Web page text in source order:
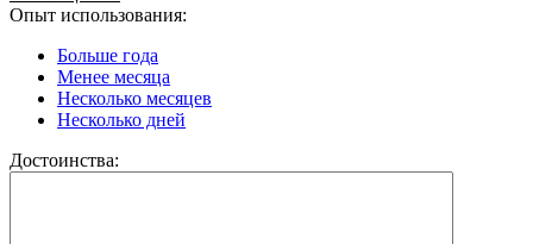
Опыт использования:
Больше года
Менее месяца
Несколько месяцев
Несколько дней
Достоинства: